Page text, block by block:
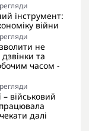
інструмент:
війни
не
та
часом -
– військовий
далі